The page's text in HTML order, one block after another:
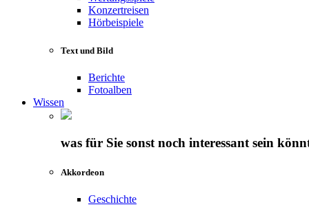
Konzertreisen
Hörbeispiele
Text und Bild
Berichte
Fotoalben
Wissen
was für Sie sonst noch interessant sein
Akkordeon
Geschichte